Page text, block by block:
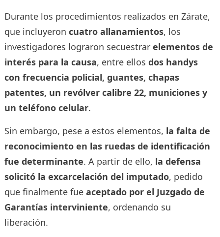
Durante los procedimientos realizados en Zárate,
que incluyeron cuatro allanamientos, los
investigadores lograron secuestrar elementos de
interés para la causa, entre ellos dos handys
con frecuencia policial, guantes, chapas
patentes, un revólver calibre 22, municiones y
un teléfono celular.
Sin embargo, pese a estos elementos, la falta de
reconocimiento en las ruedas de identificación
fue determinante. A partir de ello, la defensa
solicitó la excarcelación del imputado, pedido
que finalmente fue aceptado por el Juzgado de
Garantías interviniente, ordenando su
liberación.